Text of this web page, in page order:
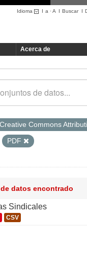
Idioma I a ·A I BuscarI
Acerca de
Creative Commons
PDF
datos encontrado
Sindicales
CSV